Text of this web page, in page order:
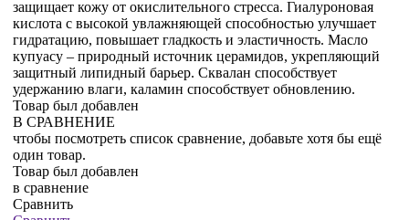
защищает кожу от окислительного стресса. Гиалуроновая
кислота с высокой увлажняющей способностью улучшает
гидратацию, повышает гладкость и эластичность. Масло
купуасу – природный источник церамидов, укрепляющий
защитный липидный барьер. Сквалан способствует
удержанию влаги, каламин способствует обновлению.
Товар был добавлен
В СРАВНЕНИЕ
чтобы посмотреть список сравнение, добавьте хотя бы ещё
один товар.
Товар был добавлен
в сравнение
Сравнить